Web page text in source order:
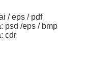
/ eps / pdf
psd /eps / bmp
cdr